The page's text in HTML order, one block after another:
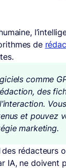
de
comme
des
et pouvez
marketing.
des rédacteurs
IA, ne doivent